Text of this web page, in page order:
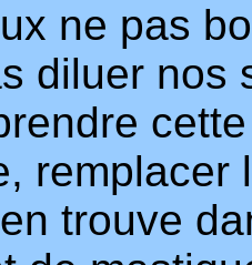
ne pas
diluer nos
remplacer
trouve